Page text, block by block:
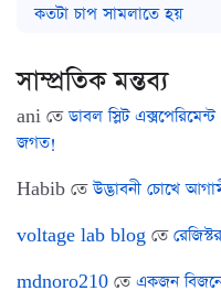
কতটা চাপ সামলাতে হয়
সাম্প্রতিক মন্তব্য
ani তেডাবল স্লিট
জগত!
Habib তেউদ্ভাবনী চোখে
voltage lab blog তে
mdnoro210 তেএকজন